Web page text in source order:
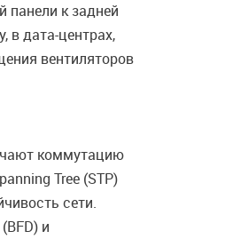
панели к задней
в дата-центрах,
вентиляторов
коммутацию
Tree (STP)
сети.
и